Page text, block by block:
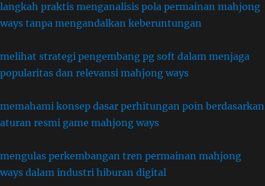
langkah praktis menganalisis pola permainan mahjong
ways tanpa mengandalkan keberuntungan
melihat strategi pengembang pg soft dalam menjaga
popularitas dan relevansi mahjong ways
memahami konsep dasar perhitungan poin berdasarkan
aturan resmi game mahjong ways
mengulas perkembangan tren permainan mahjong
ways dalam industri hiburan digital